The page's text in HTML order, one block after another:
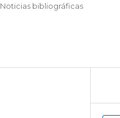
Noticias bibliográficas